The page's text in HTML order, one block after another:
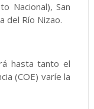
Nacional), San
del Río Nizao.
hasta tanto el
(COE) varíe la